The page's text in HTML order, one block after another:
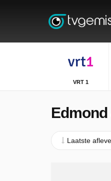
VRT 1
Laatste